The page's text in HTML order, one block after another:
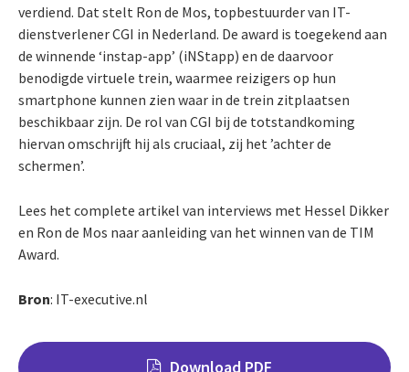
verdiend. Dat stelt Ron de Mos, topbestuurder van IT-
dienstverlener CGI in Nederland. De award is toegekend aan
de winnende ‘instap-app’ (iNStapp) en de daarvoor
benodigde virtuele trein, waarmee reizigers op hun
smartphone kunnen zien waar in de trein zitplaatsen
beschikbaar zijn. De rol van CGI bij de totstandkoming
hiervan omschrijft hij als cruciaal, zij het ’achter de
schermen’.
Lees het complete artikel van interviews met Hessel Dikker
en Ron de Mos naar aanleiding van het winnen van de TIM
Award.
Bron: IT-executive.nl
Download PDF